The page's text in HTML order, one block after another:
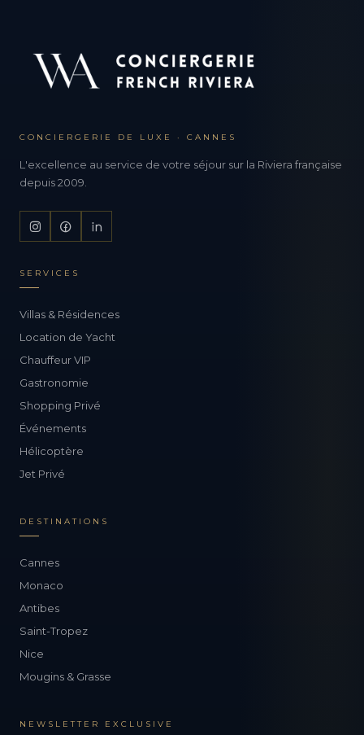
CONCIERGERIE DE LUXE · CANNES
L'excellence au service de votre séjour sur la Riviera française
depuis 2009.
SERVICES
Villas & Résidences
Location de Yacht
Chauffeur VIP
Gastronomie
Shopping Privé
Événements
Hélicoptère
Jet Privé
DESTINATIONS
Cannes
Monaco
Antibes
Saint-Tropez
Nice
Mougins & Grasse
NEWSLETTER EXCLUSIVE